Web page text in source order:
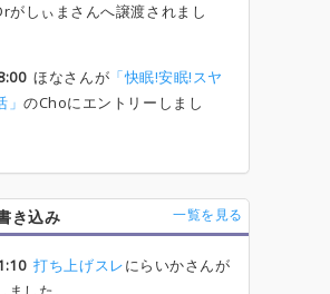
がしぃまさんへ譲渡されまし
ほなさんが 「快眠!安眠!スヤ
」のChoにエントリーしまし
き込み 一覧を見る
打ち上げスレにらいかさんが